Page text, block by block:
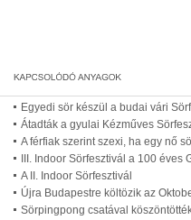
Egyedi sör készül a budai vári
Átadták a gyulai Kézműves
A férfiak szerint szexi, ha egy nő
III. Indoor Sörfesztivál a 100 éves
A II. Indoor Sörfesztivál
Újra Budapestre költözik az
Sörpingpong csatával